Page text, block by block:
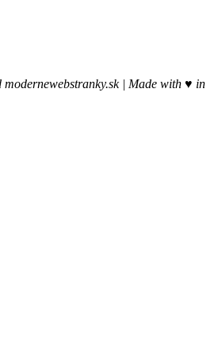
modernewebstranky.sk | Made with ♥ in